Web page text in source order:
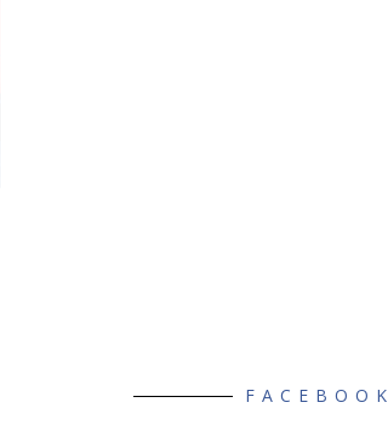
FACEBOOK